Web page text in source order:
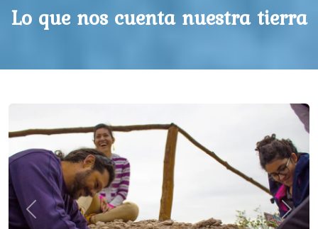
Lo que nos cuenta nuestra tierra